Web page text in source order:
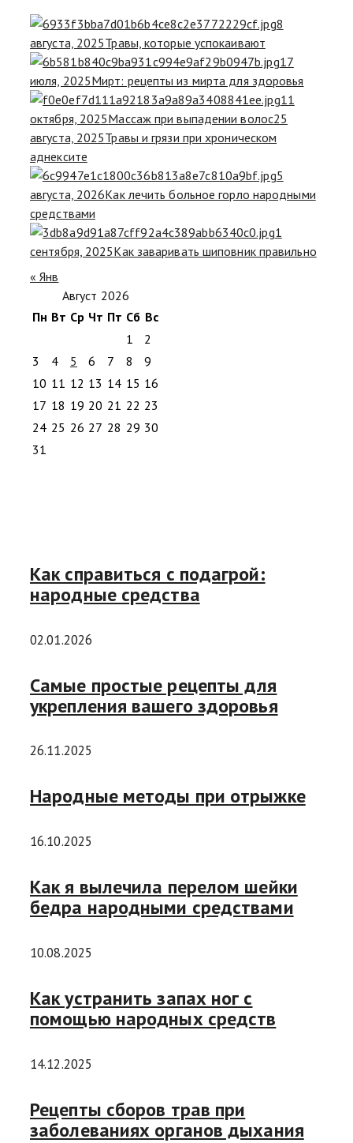
8
августа, 2025Травы, которые успокаивают
17
июля, 2025Мирт: рецепты из мирта для здоровья
11
октября, 2025Массаж при выпадении волос25
августа, 2025Травы и грязи при хроническом
аднексите
5
августа, 2026Как лечить больное горло народными
средствами
1
сентября, 2025Как заваривать шиповник правильно
« Янв
Август 2026
Пн Вт Ср Чт Пт Сб Вс
1
2
3
4 5 6 7 8
9
10 11 12 13 14 15 16
17 18 19 20 21 22 23
24 25 26 27 28 29 30
31
Как справиться с подагрой:
народные средства
02.01.2026
Самые простые рецепты для
укрепления вашего здоровья
26.11.2025
Народные методы при отрыжке
16.10.2025
Как я вылечила перелом шейки
бедра народными средствами
10.08.2025
Как устранить запах ног с
помощью народных средств
14.12.2025
Рецепты сборов трав при
заболеваниях органов дыхания